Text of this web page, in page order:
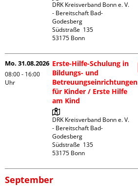
DRK Kreisverband Bonn e. V.
- Bereitschaft Bad-
Godesberg
Südstraße  135
Mo. 31.08.2026
08:00 - 16:00
Uhr
Erste-Hilfe-Schulung in
Bildungs- und
Betreuungseinrichtungen
für Kinder / Erste Hilfe
am Kind
DRK Kreisverband Bonn e. V.
- Bereitschaft Bad-
Godesberg
Südstraße  135
September